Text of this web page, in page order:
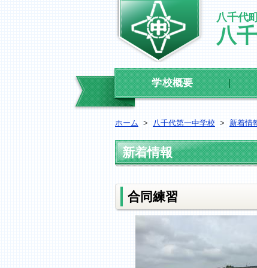
八千代
八
学校概要
ホーム > 八千代第一中学校 > 新着情
新着情報
合同練習